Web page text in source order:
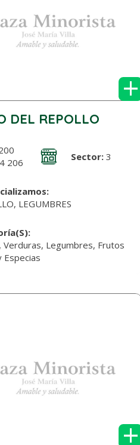
+
DEL REPOLLO
206
Sector: 3
LEGUMBRES
Verduras, Legumbres, Frutos
Especias
+